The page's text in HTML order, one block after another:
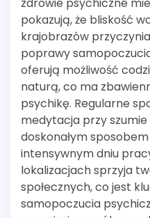
zdrowie psychiczne
pokazują, że bliskość
krajobrazów
poprawy
oferują możliwość
naturą, co ma
psychikę. Regularne
medytacja przy
doskonałym
intensywnym dniu
lokalizacjach sprzyja
społecznych, co jest
samopoczucia